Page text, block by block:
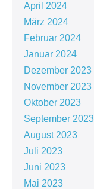
April 2024
März 2024
Februar 2024
Januar 2024
Dezember 2023
November 2023
Oktober 2023
September 2023
August 2023
Juli 2023
Juni 2023
Mai 2023